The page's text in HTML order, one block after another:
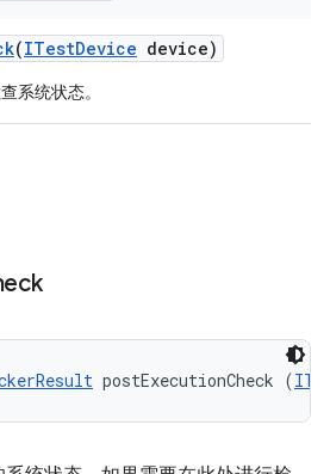
(ITestDevice device)
系统状态。
postExecutionCheck (